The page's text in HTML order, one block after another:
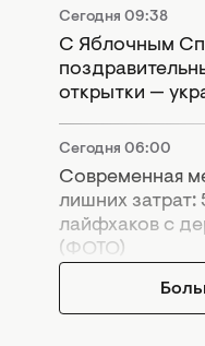
Сегодня 09:38
С Яблочным
открытки —
Сегодня 06:00
Современная
лишних затрат:
лайфхаков с
(ФОТО)